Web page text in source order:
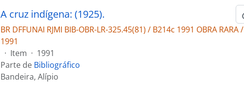
A cruz indígena: (1925).
BR DFFUNAI RJMI BIB-OBR-LR-325.45(81) / B214c 1991 OBRA RARA /
1991
· Item · 1991
Parte de Bibliográfico
Bandeira, Alípio